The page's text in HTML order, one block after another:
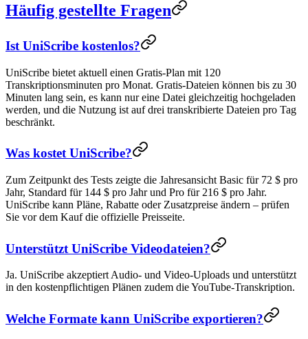
Häufig gestellte Fragen
Ist UniScribe kostenlos?
UniScribe bietet aktuell einen Gratis-Plan mit 120
Transkriptionsminuten pro Monat. Gratis-Dateien können bis zu 30
Minuten lang sein, es kann nur eine Datei gleichzeitig hochgeladen
werden, und die Nutzung ist auf drei transkribierte Dateien pro Tag
beschränkt.
Was kostet UniScribe?
Zum Zeitpunkt des Tests zeigte die Jahresansicht Basic für 72 $ pro
Jahr, Standard für 144 $ pro Jahr und Pro für 216 $ pro Jahr.
UniScribe kann Pläne, Rabatte oder Zusatzpreise ändern – prüfen
Sie vor dem Kauf die offizielle Preisseite.
Unterstützt UniScribe Videodateien?
Ja. UniScribe akzeptiert Audio- und Video-Uploads und unterstützt
in den kostenpflichtigen Plänen zudem die YouTube-Transkription.
Welche Formate kann UniScribe exportieren?